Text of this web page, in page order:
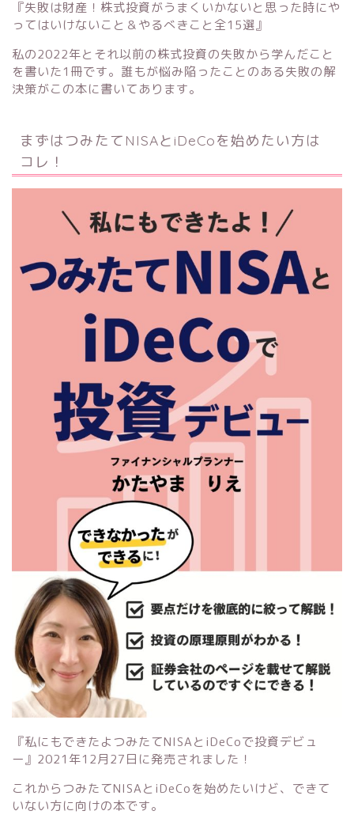
『失敗は財産！株式投資がうまくいかないと思った時にや
ってはいけないこと＆やるべきこと全15選』
私の2022年とそれ以前の株式投資の失敗から学んだこと
を書いた1冊です。誰もが悩み陥ったことのある失敗の解
決策がこの本に書いてあります。
まずはつみたてNISAとiDeCoを始めたい方は
コレ！
『私にもできたよつみたてNISAとiDeCoで投資デビュ
ー』 2021年12月27日に発売されました！
これからつみたてNISAとiDeCoを始めたいけど、できて
いない方に向けの本です。